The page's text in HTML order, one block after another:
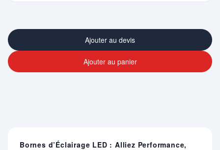
Ajouter au devis
Ajouter au panier
Bornes d’Éclairage LED : Alliez Performance,